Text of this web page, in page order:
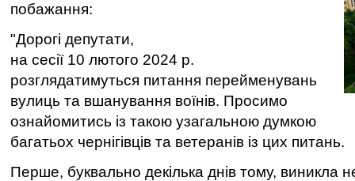
побажання:
"Дорогі депутати,
на сесії 10 лютого 2024 р.
розглядатимуться питання перейменувань
вулиць та вшанування воїнів. Просимо
ознайомитись із такою узагальною думкою
багатьох чернігівців та ветеранів із цих питань.
Перше, буквально декілька днів тому, виникла